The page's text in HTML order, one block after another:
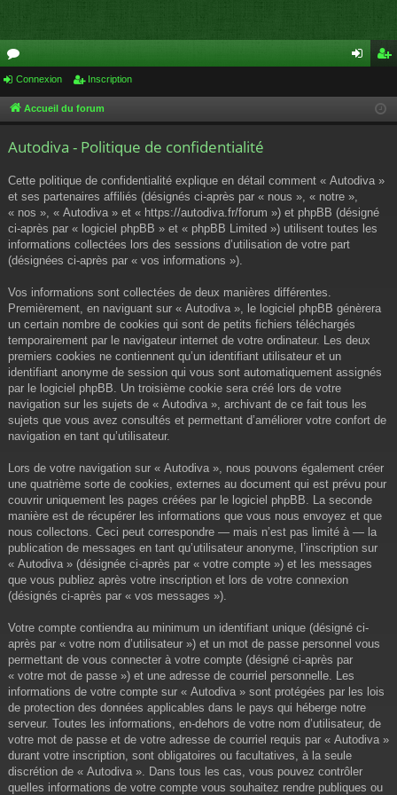
or
u cri
Connexion Inscription
Accueil du forum
Autodiva - Politique de confidentialité
Cette politique de confidentialité explique en détail comment « Autodiva »
et ses partenaires affiliés (désignés ci-après par « nous », « notre »,
« nos », « Autodiva » et « https://autodiva.fr/forum ») et phpBB (désigné
ci-après par « logiciel phpBB » et « phpBB Limited ») utilisent toutes les
informations collectées lors des sessions d’utilisation de votre part
(désignées ci-après par « vos informations »).
Vos informations sont collectées de deux manières différentes.
Premièrement, en naviguant sur « Autodiva », le logiciel phpBB génèrera
un certain nombre de cookies qui sont de petits fichiers téléchargés
temporairement par le navigateur internet de votre ordinateur. Les deux
premiers cookies ne contiennent qu’un identifiant utilisateur et un
identifiant anonyme de session qui vous sont automatiquement assignés
par le logiciel phpBB. Un troisième cookie sera créé lors de votre
navigation sur les sujets de « Autodiva », archivant de ce fait tous les
sujets que vous avez consultés et permettant d’améliorer votre confort de
navigation en tant qu’utilisateur.
Lors de votre navigation sur « Autodiva », nous pouvons également créer
une quatrième sorte de cookies, externes au document qui est prévu pour
couvrir uniquement les pages créées par le logiciel phpBB. La seconde
manière est de récupérer les informations que vous nous envoyez et que
nous collectons. Ceci peut correspondre — mais n’est pas limité à — la
publication de messages en tant qu’utilisateur anonyme, l’inscription sur
« Autodiva » (désignée ci-après par « votre compte ») et les messages
que vous publiez après votre inscription et lors de votre connexion
(désignés ci-après par « vos messages »).
Votre compte contiendra au minimum un identifiant unique (désigné ci-
après par « votre nom d’utilisateur ») et un mot de passe personnel vous
permettant de vous connecter à votre compte (désigné ci-après par
« votre mot de passe ») et une adresse de courriel personnelle. Les
informations de votre compte sur « Autodiva » sont protégées par les lois
de protection des données applicables dans le pays qui héberge notre
serveur. Toutes les informations, en-dehors de votre nom d’utilisateur, de
votre mot de passe et de votre adresse de courriel requis par « Autodiva »
durant votre inscription, sont obligatoires ou facultatives, à la seule
discrétion de « Autodiva ». Dans tous les cas, vous pouvez contrôler
quelles informations de votre compte vous souhaitez rendre publiques ou